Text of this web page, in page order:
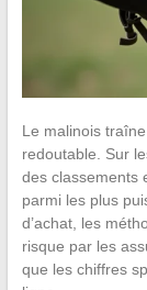
Le malinois
redoutable. Sur
des classements
parmi les plus
d’achat, les
risque par les
que les chiffres